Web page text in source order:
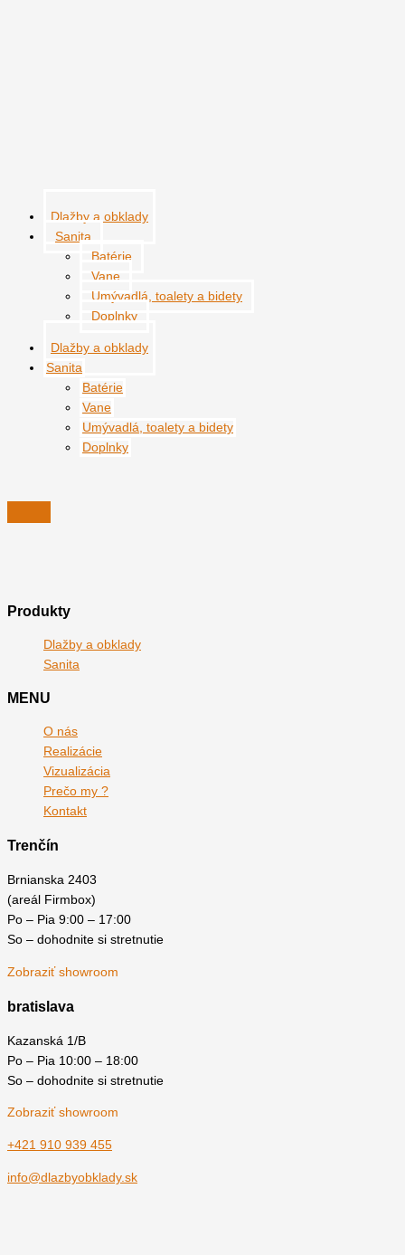
Dlažby a obklady
Sanita
Batérie
Vane
Umývadlá, toalety a bidety
Doplnky
Dlažby a obklady
Sanita
Batérie
Vane
Umývadlá, toalety a bidety
Doplnky
Produkty
Dlažby a obklady
Sanita
MENU
O nás
Realizácie
Vizualizácia
Prečo my ?
Kontakt
Trenčín
Brnianska 2403
(areál Firmbox)
Po – Pia 9:00 – 17:00
So – dohodnite si stretnutie
Zobraziť showroom
bratislava
Kazanská 1/B
Po – Pia 10:00 – 18:00
So – dohodnite si stretnutie
Zobraziť showroom
+421 910 939 455
info@dlazbyobklady.sk